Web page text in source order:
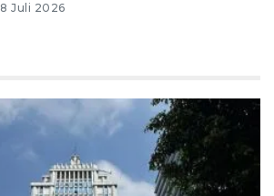
8 Juli 2026